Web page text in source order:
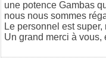
une potence Gambas
nous nous sommes
Le personnel est
Un grand merci à vous,